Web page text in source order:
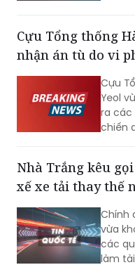
Cựu
Yeol
ra các
chiến
Nhà Trắng kêu
vừa
các
làm
Algeria ra mắt